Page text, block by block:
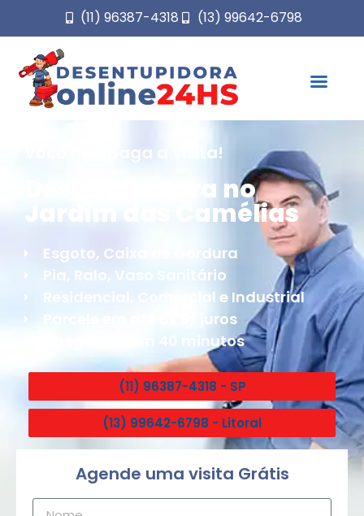
(11) 96387-4318 (13) 99642-6798
Você não paga a visita!
Desentupidora no
Jardim das Camélias
Esgoto, Caixa de Gordura
Pia, Ralo, Vaso Sanitário
Residencial, Comercial e Industrial
Parcele em até 6x S/ juros
Chegamos em 40 minutos
(11) 96387-4318 - SP
(13) 99642-6798 - Litoral
Agende uma visita Grátis